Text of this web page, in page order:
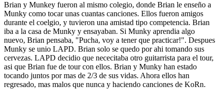
Brian y Munkey fueron al mismo colegio, donde Brian le enseño a
Munky como tocar unas cuantas canciones. Ellos fueron amigos
durante el coelgio, y tuvieron una amistad tipo competencia. Brian
iba a la casa de Munky y ensayaban. Si Munky aprendia algo
nuevo, Brian pensaba, "Pucha, voy a tener que practicar!". Despues
Munky se unio LAPD. Brian solo se quedo por ahi tomando sus
cervezas. LAPD decidio que nececitaba otro guitarrista para el tour,
asi que Brian fue de tour con ellos. Brian y Munky han estado
tocando juntos por mas de 2/3 de sus vidas. Ahora ellos han
regresado, mas malos que nunca y haciendo canciones de KoRn.